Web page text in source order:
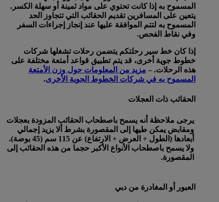
المسموح به إذا كانت تحتوي على مواد ثمينة أو سهلة الكسر.
يتعين على المسافرين تقديم الحقائب التي تتجاوز الحد
المسموح به لتتم الموافقة عليها عند إنجاز إجراءات السفر
وفي نقاط الفحص.
إذا كان خط سير رحلتكم يتضمن رحلات تشغلها شركات
خطوط جوية أخرى، قد يتم تطبيق قواعد أمتعة مختلفة على
هذه الرحلات. – مزيد من المعلومات حول وزن الأمتعة
المسموح به في شركات الخطوط الجوية الأخرى.
الحقائب ذات العجلات
يرجى ملاحظة أنه يسمح باصطحاب الحقائب المزودة بعجلات
ومقابض يمكن طيها إلى المقصورة بشرط ألا يزيد إجمالي
أبعادها (الطول + العرض + الارتفاع) عن 115 سم (45 بوصة).
ولا يسمح باصطحاب الأنواع الأكبر حجما من هذه الحقائب إلى
المقصورة.
العبور أو المغادرة من دبي